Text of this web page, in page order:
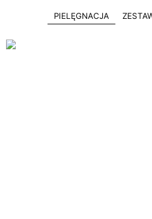
PIELĘGNACJA